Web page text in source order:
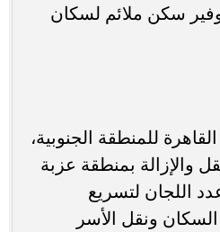
سكن ملائم لسكان
للمنطقة الجنوبية،
والإزالة بمنطقة عزبة
اللجان لتسريع
ونقل الأسر